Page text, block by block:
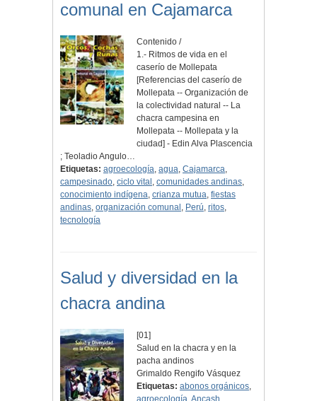
comunal en Cajamarca
Contenido /
1.- Ritmos de vida en el
caserío de Mollepata
[Referencias del caserío de
Mollepata -- Organización de
la colectividad natural -- La
chacra campesina en
Mollepata -- Mollepata y la
ciudad] - Edin Alva Plascencia
; Teoladio Angulo…
Etiquetas: agroecología, agua, Cajamarca,
campesinado, ciclo vital , comunidades andinas,
conocimiento indígena, crianza mutua, fiestas
andinas, organización comunal , Perú, ritos,
tecnología
Salud y diversidad en la
chacra andina
[01]
Salud en la chacra y en la
pacha andinos
Grimaldo Rengifo Vásquez
Etiquetas: abonos orgánicos,